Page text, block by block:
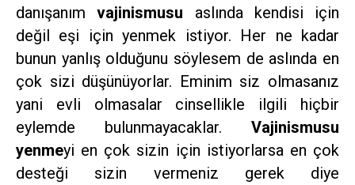
danışanımvajinismusu aslında kendisi için
değil eşi için yenmek istiyor. Her ne kadar
bunun yanlış olduğunu söylesem de aslında en
çok sizi düşünüyorlar. Eminim siz olmasanız
yani evli olmasalar cinsellikle ilgili hiçbir
eylemde bulunmayacaklar. Vajinismusu
yenmeyi en çok sizin için istiyorlarsa en çok
desteği sizin vermeniz gerek diye